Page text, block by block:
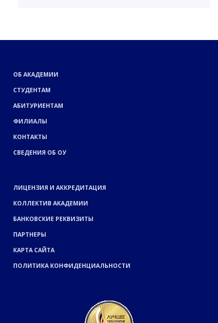
ОБ АКАДЕМИИ
СТУДЕНТАМ
АБИТУРИЕНТАМ
ФИЛИАЛЫ
КОНТАКТЫ
СВЕДЕНИЯ ОБ ОУ
ЛИЦЕНЗИЯ И АККРЕДИТАЦИЯ
КОЛЛЕКТИВ АКАДЕМИИ
БАНКОВСКИЕ РЕКВИЗИТЫ
ПАРТНЕРЫ
КАРТА САЙТА
ПОЛИТИКА КОНФИДЕНЦИАЛЬНОСТИ